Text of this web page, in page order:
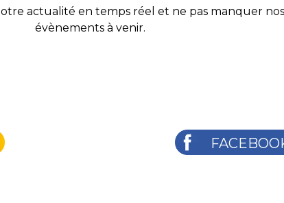
actualité en temps réel et ne pas manquer
évènements à venir.